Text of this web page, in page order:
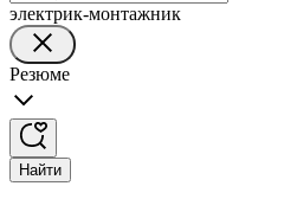
электрик-монтажник
Резюме
Найти